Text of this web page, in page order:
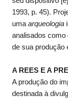
1993, p. 45).
uma arqueologia
analisados como
de sua produção
A REES E A
A produção do
destinada à